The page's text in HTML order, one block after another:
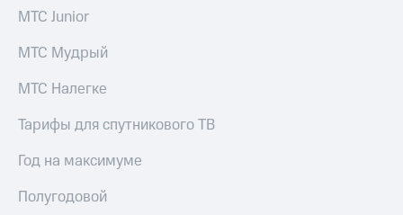
именных
облигаций
Другое
Реквизиты
развитие
На главную
МТС Junior
МТС Мудрый
МТС Налегке
Тарифы для спутникового ТВ
Год на максимуме
Полугодовой